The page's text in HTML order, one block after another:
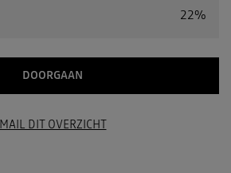
22%
DOORGAAN
MAIL DIT OVERZICHT